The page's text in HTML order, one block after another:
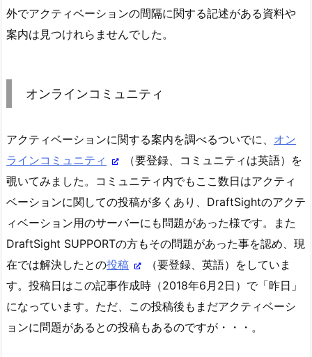
外でアクティベーションの間隔に関する記述がある資料や
案内は見つけれらませんでした。
オンラインコミュニティ
アクティベーションに関する案内を調べるついでに、 オン
ラインコミュニティ
（要登録、コミュニティは英語）を
覗いてみました。コミュニティ内でもここ数日はアクティ
ベーションに関しての投稿が多くあり、DraftSightのアクテ
ィベーション用のサーバーにも問題があった様です。また
DraftSight SUPPORTの方もその問題があった事を認め、現
在では解決したとの投稿
（要登録、英語）をしていま
す。投稿日はこの記事作成時（2018年6月2日）で「昨日」
になっています。ただ、この投稿後もまだアクティベーシ
ョンに問題があるとの投稿もあるのですが・・・。